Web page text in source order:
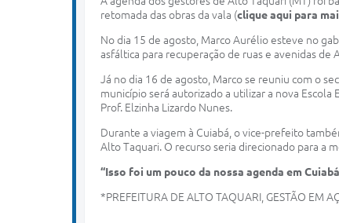
retomada das obras da vala (clique aqui para
No dia 15 de agosto, Marco Aurélio esteve no
asfáltica para recuperação de ruas e avenidas de
Já no dia 16 de agosto, Marco se reuniu com o
município será autorizado a utilizar a nova
Prof. Elzinha Lizardo Nunes.
Durante a viagem à Cuiabá, o vice-prefeito
Alto Taquari. O recurso seria direcionado para a
“Isso foi um pouco da nossa agenda em
*PREFEITURA DE ALTO TAQUARI, GESTÃO EM